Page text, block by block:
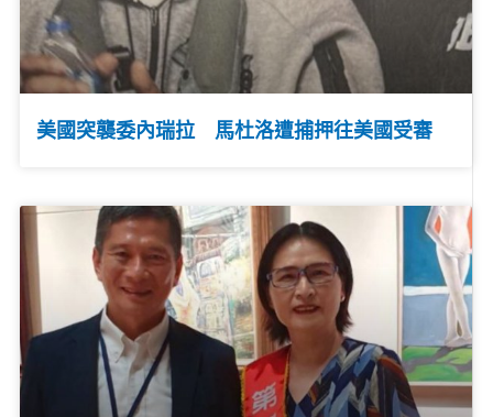
美國突襲委內瑞拉 馬杜洛遭捕押往美國受審